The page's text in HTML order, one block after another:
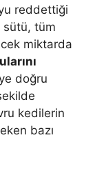
reddettiği
sütü, tüm
miktarda
doğru
kedilerin
bazı